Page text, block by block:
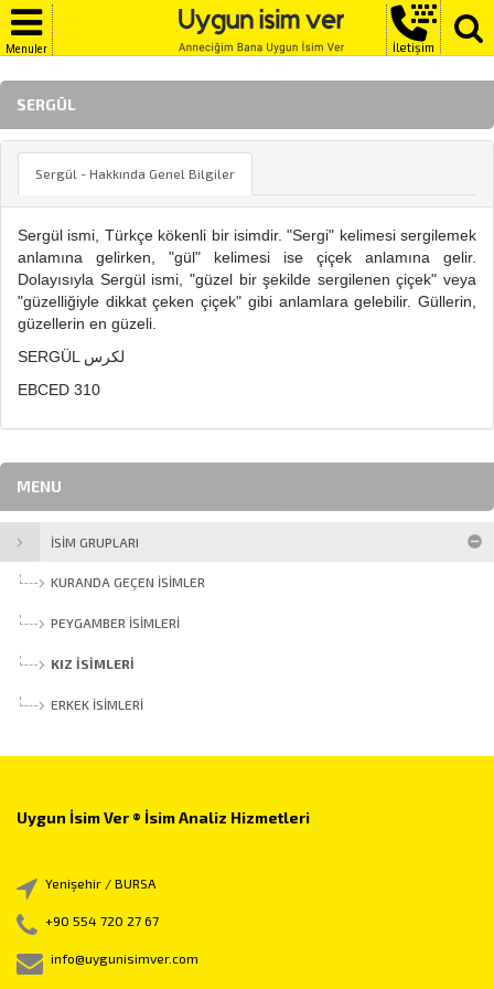
Menuler İletişim
SERGÜL
Sergül - Hakkında Genel Bilgiler
Sergül ismi, Türkçe kökenli bir isimdir. "Sergi" kelimesi sergilemek
anlamına gelirken, "gül" kelimesi ise çiçek anlamına gelir.
Dolayısıyla Sergül ismi, "güzel bir şekilde sergilenen çiçek" veya
"güzelliğiyle dikkat çeken çiçek" gibi anlamlara gelebilir. Güllerin,
güzellerin en güzeli.
SERGÜL لكرس
EBCED 310
MENU
İSİM GRUPLARI
KURANDA GEÇEN İSIMLER
PEYGAMBER İSIMLERI
KIZ İSIMLERI
ERKEK İSIMLERI
Uygun İsim Ver ® İsim Analiz Hizmetleri
Yenişehir / BURSA
+90 554 720 27 67
info@uygunisimver.com